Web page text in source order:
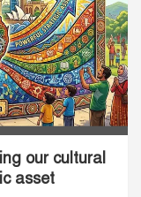
our cultural
asset